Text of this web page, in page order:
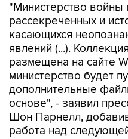
"Министерство войны
рассекреченных и
касающихся
явлений (...).
размещена на сайте
министерство будет
дополнительные
основе", - заявил
Шон Парнелл,
работа над